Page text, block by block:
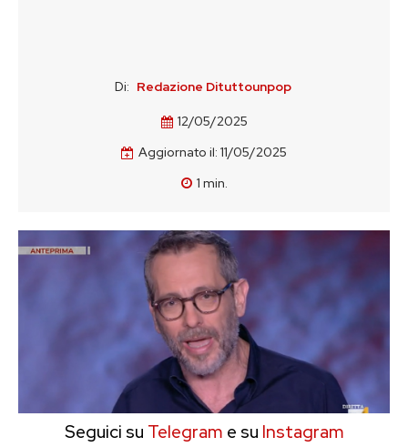
Di: Redazione Dituttounpop
12/05/2025
Aggiornato il: 11/05/2025
1 min.
Seguici su Telegram e su Instagram